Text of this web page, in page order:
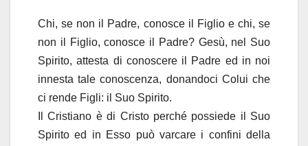
Chi, se non il Padre, conosce il Figlio e chi, se
non il Figlio, conosce il Padre? Gesù, nel Suo
Spirito, attesta di conoscere il Padre ed in noi
innesta tale conoscenza, donandoci Colui che
ci rende Figli: il Suo Spirito.
Il Cristiano è di Cristo perché possiede il Suo
Spirito ed in Esso può varcare i confini della